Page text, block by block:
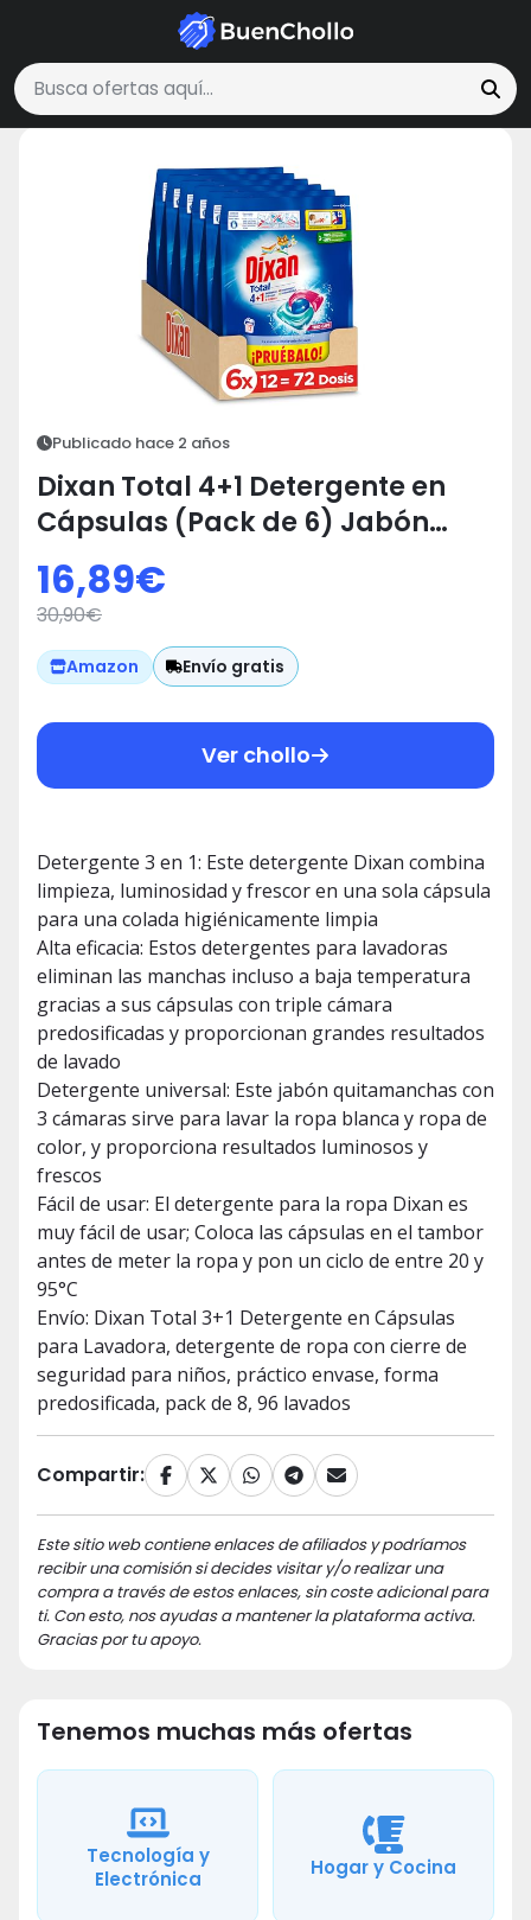
Buscar ofertas
Salud y BellezaDixan Total 4+1 Detergente en Cápsulas (Pack
Publicado hace 2 años
Dixan Total 4+1 Detergente en
Cápsulas (Pack de 6) Jabón
para la Ropa
16,89€
30,90€
Amazon Envío gratis
Ver chollo
Detergente 3 en 1: Este detergente Dixan combina
limpieza, luminosidad y frescor en una sola cápsula
para una colada higiénicamente limpia
Alta eficacia: Estos detergentes para lavadoras
eliminan las manchas incluso a baja temperatura
gracias a sus cápsulas con triple cámara
predosificadas y proporcionan grandes resultados
de lavado
Detergente universal: Este jabón quitamanchas con
3 cámaras sirve para lavar la ropa blanca y ropa de
color, y proporciona resultados luminosos y
frescos
Fácil de usar: El detergente para la ropa Dixan es
muy fácil de usar; Coloca las cápsulas en el tambor
antes de meter la ropa y pon un ciclo de entre 20 y
95°C
Envío: Dixan Total 3+1 Detergente en Cápsulas
para Lavadora, detergente de ropa con cierre de
seguridad para niños, práctico envase, forma
predosificada, pack de 8, 96 lavados
Compartir:
Este sitio web contiene enlaces de afiliados y podríamos
recibir una comisión si decides visitar y/o realizar una
compra a través de estos enlaces, sin coste adicional para
ti. Con esto, nos ayudas a mantener la plataforma activa.
Gracias por tu apoyo.
Tenemos muchas más ofertas
Tecnología y
Electrónica
Hogar y Cocina